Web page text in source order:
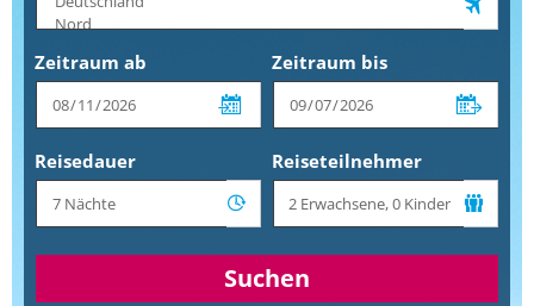
Zeitraum ab Zeitraum bis
Reisedauer Reiseteilnehmer
Suchen